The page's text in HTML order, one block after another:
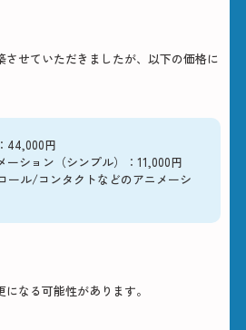
させていただきましたが、以下の価格に
44,000円
ーション（シンプル）：11,000円
ール/コンタクトなどのアニメーシ
なる可能性があります。